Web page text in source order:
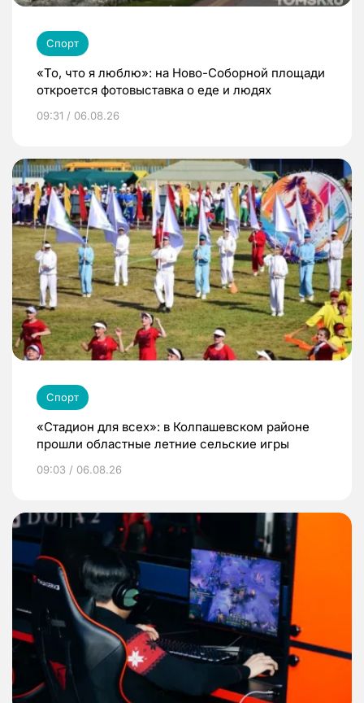
Спорт
«То, что я люблю»: на Ново-Соборной площади
откроется фотовыставка о еде и людях
09:31 / 06.08.26
Спорт
«Стадион для всех»: в Колпашевском районе
прошли областные летние сельские игры
09:03 / 06.08.26